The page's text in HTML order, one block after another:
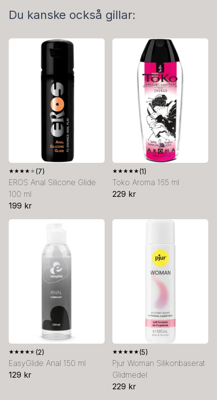
Du kanske också gillar:
★★★★★ (7)
EROS Anal Silicone Glide
100 ml
199 kr
★★★★★(1)
Toko Aroma 165 ml
229 kr
★★★★★ (2)
EasyGlide Anal 150 ml
129 kr
★★★★★(5)
Pjur Woman Silikonbaserat
Glidmedel
229 kr